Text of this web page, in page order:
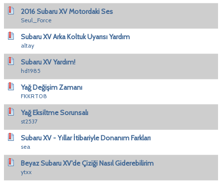
2016 Subaru XV Motordaki Ses
Seul_Force
Subaru XV Arka Koltuk Uyarısı Yardım
altay
Subaru XV Yardım!
hd1985
Yağ Değişim Zamanı
FKKRT08
Yağ Eksiltme Sorunsalı
st2537
Subaru XV - Yıllar İtibariyle Donanım Farkları
sea
Beyaz Subaru XV'de Çiziği Nasıl Giderebilirim
ytxx